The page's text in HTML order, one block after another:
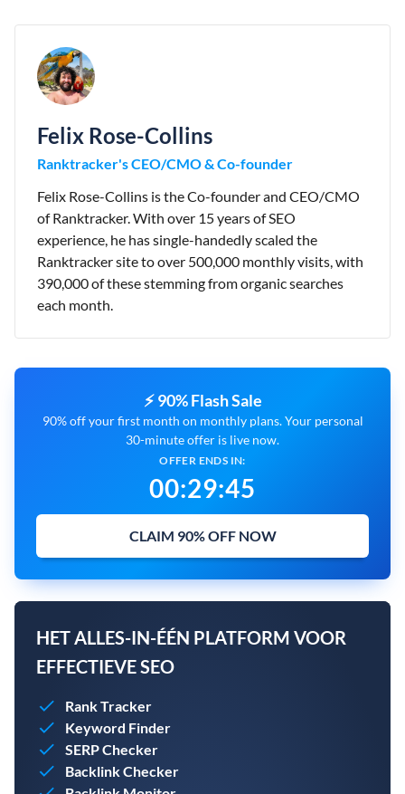
Felix Rose-Collins
Ranktracker's CEO/CMO & Co-founder
Felix Rose-Collins is the Co-founder and CEO/CMO
of Ranktracker. With over 15 years of SEO
experience, he has single-handedly scaled the
Ranktracker site to over 500,000 monthly visits, with
390,000 of these stemming from organic searches
each month.
⚡ 90% Flash Sale
90% off your first month on monthly plans. Your personal
30-minute offer is live now.
OFFER ENDS IN:
00:29:44
CLAIM 90% OFF NOW
HET ALLES-IN-ÉÉN PLATFORM VOOR
EFFECTIEVE SEO
Rank Tracker
Keyword Finder
SERP Checker
Backlink Checker